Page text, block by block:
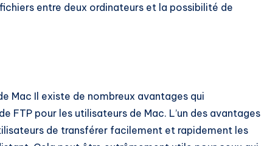
entre deux ordinateurs et la possibilité de
Mac Il existe de nombreux avantages qui
FTP pour les utilisateurs de Mac. L’un des avantages
de transférer facilement et rapidement les